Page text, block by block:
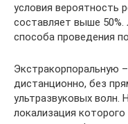
условия вероятность
составляет выше
способа проведения
Экстракорпоральную
дистанционно, без
ультразвуковых волн.
локализация